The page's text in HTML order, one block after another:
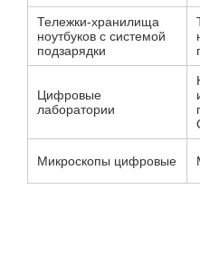
Тележки-хранилища
ноутбуков с системой
подзарядки
Цифровые
лаборатории
Микроскопы цифровые